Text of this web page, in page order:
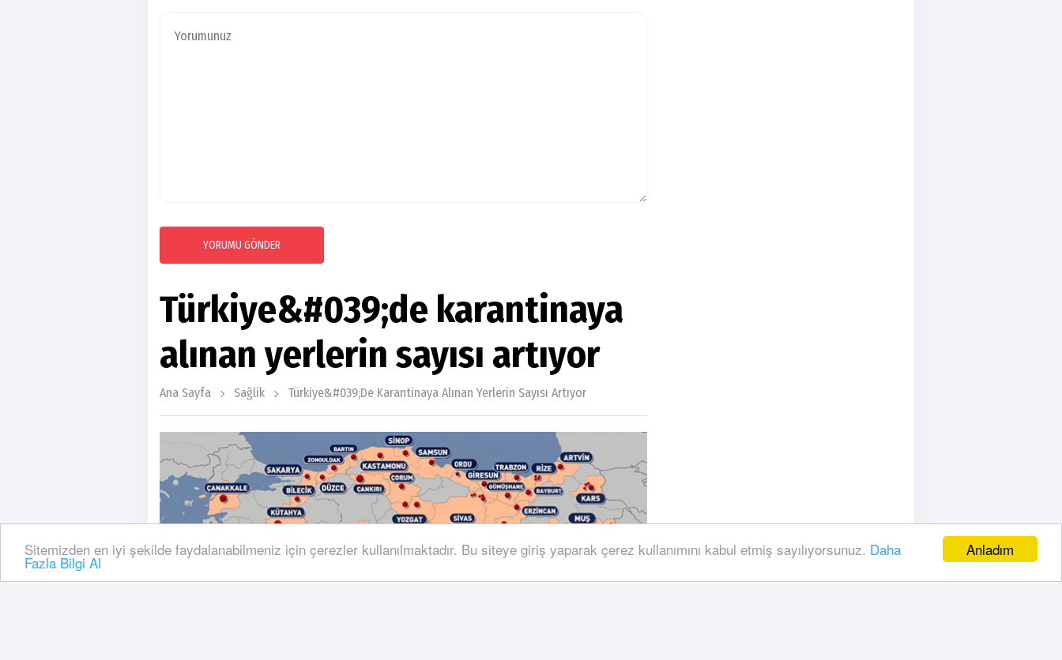
Anladım
Sitemizden en iyi şekilde faydalanabilmeniz için çerezler kullanılmaktadır. Bu siteye giriş yaparak çerez kullanımını kabul etmiş sayılıyorsunuz. Daha
Fazla Bilgi Al
YORUMU GÖNDER
Türkiye&#039;de karantinaya
alınan yerlerin sayısı artıyor
Ana Sayfa Sağlik Türkiye&#039;de Karantinaya Alınan Yerlerin Sayısı Artıyor